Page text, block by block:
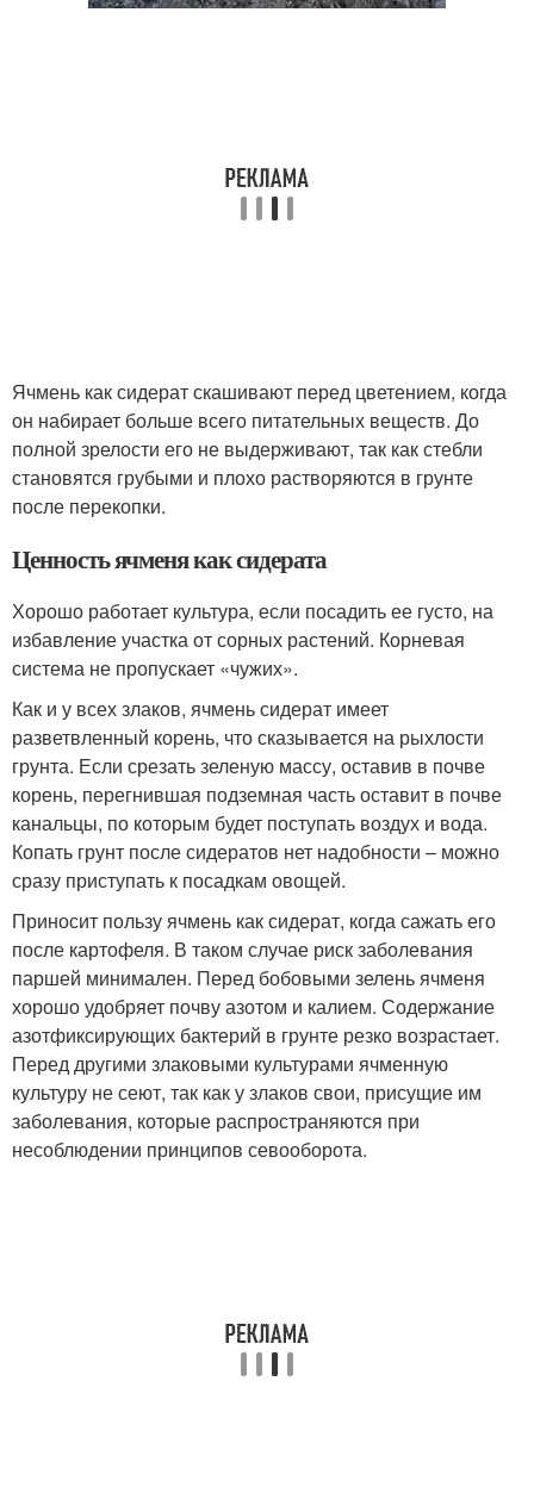
Ячмень как сидерат скашивают перед цветением, когда
он набирает больше всего питательных веществ. До
полной зрелости его не выдерживают, так как стебли
становятся грубыми и плохо растворяются в грунте
после перекопки.
Ценность ячменя как сидерата
Хорошо работает культура, если посадить ее густо, на
избавление участка от сорных растений. Корневая
система не пропускает «чужих».
Как и у всех злаков, ячмень сидерат имеет
разветвленный корень, что сказывается на рыхлости
грунта. Если срезать зеленую массу, оставив в почве
корень, перегнившая подземная часть оставит в почве
канальцы, по которым будет поступать воздух и вода.
Копать грунт после сидератов нет надобности – можно
сразу приступать к посадкам овощей.
Приносит пользу ячмень как сидерат, когда сажать его
после картофеля. В таком случае риск заболевания
паршей минимален. Перед бобовыми зелень ячменя
хорошо удобряет почву азотом и калием. Содержание
азотфиксирующих бактерий в грунте резко возрастает.
Перед другими злаковыми культурами ячменную
культуру не сеют, так как у злаков свои, присущие им
заболевания, которые распространяются при
несоблюдении принципов севооборота.